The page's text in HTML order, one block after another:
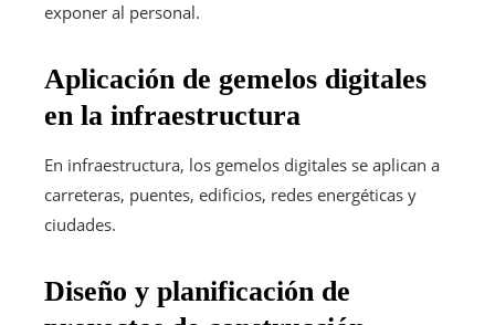
exponer al personal.
Aplicación de gemelos digitales
en la infraestructura
En infraestructura, los gemelos digitales se aplican a
carreteras, puentes, edificios, redes energéticas y
ciudades.
Diseño y planificación de